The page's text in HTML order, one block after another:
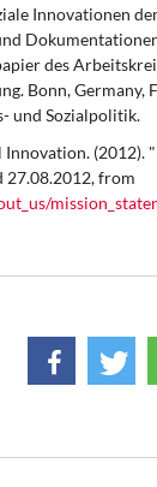
Innovationen
des
Bonn, Germany,
und Sozialpolitik.
Innovation. (2012).
27.08.2012, from